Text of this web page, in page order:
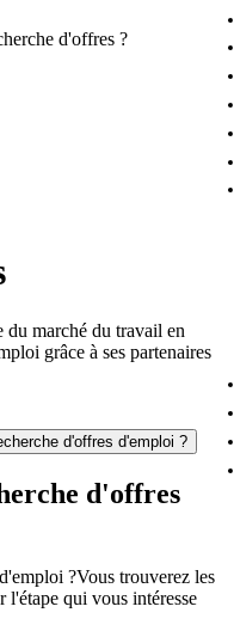
d'offres ?
du marché du travail en
grâce à ses partenaires
d'offres d'emploi ?
d'offres
?Vous trouverez les
l'étape qui vous intéresse